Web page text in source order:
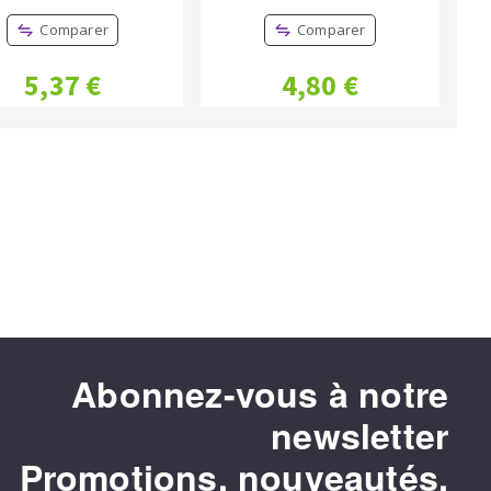
Comparer
5,37 €
Comparer
4,80 €
Abonnez-vous à notre
newsletter
Promotions, nouveautés,